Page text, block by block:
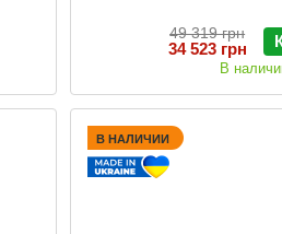
49 319 грн
34 523 грн
В
В НАЛИЧИИ